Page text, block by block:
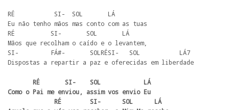
RÉ           SI-  SOL       LÁ
Eu não tenho mãos mas conto com as tuas
RÉ          SI-       SOL       LÁ
Mãos que recolham o caído e o levantem,
SI-         FÁ#-       SOLRÉSI-   SOL           LÁ7
Dispostas a repartir a paz e oferecidas em liberdade
Como o Pai me enviou, assim vos envio Eu